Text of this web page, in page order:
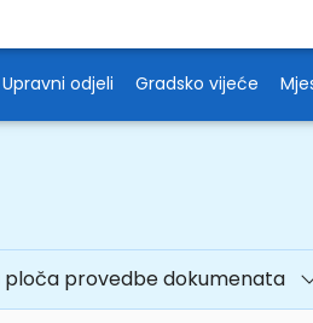
Upravni odjeli Gradsko vijeće
ploča provedbe dokumenata